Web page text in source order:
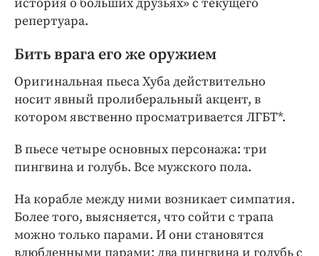
репертуара.
Бить врага его же оружием
Оригинальная пьеса Хуба действительно
носит явный пролиберальный акцент, в
котором явственно просматривается ЛГБТ*.
В пьесе четыре основных персонажа: три
пингвина и голубь. Все мужского пола.
На корабле между ними возникает симпатия.
Более того, выясняется, что сойти с трапа
можно только парами. И они становятся